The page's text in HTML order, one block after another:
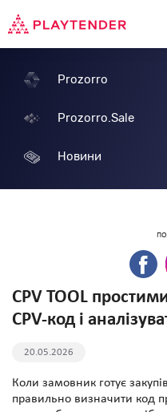
Prozorro
Prozorro.Sale
Новини
CPV TOOL
CPV-код і
20.05.2026
Коли замовник готує
правильно визначити код